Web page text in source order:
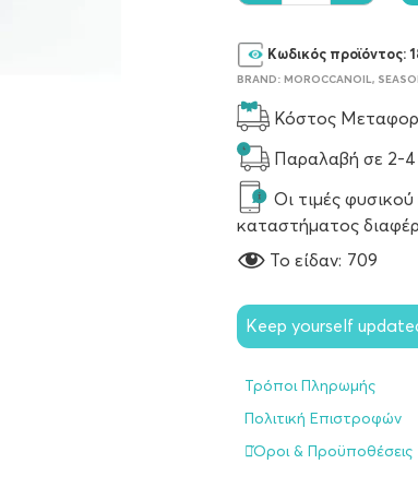
Κωδικός προϊόντος:
BRAND: MOROCCANOIL,
Κόστος
Παραλαβή σε 2-4
Οι τιμές
καταστήματος
To είδαν: 709
Keep yourself
Τρόποι Πληρωμής
Πολιτική Επιστροφών
Όροι & Προϋποθέσεις